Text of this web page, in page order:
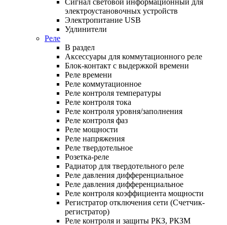
электроустановочных устройств
Электропитание USB
Удлинители
Реле
В раздел
Аксессуары для коммутационного реле
Блок-контакт с выдержкой времени
Реле времени
Реле коммутационное
Реле контроля температуры
Реле контроля тока
Реле контроля уровня/заполнения
Реле контроля фаз
Реле мощности
Реле напряжения
Реле твердотельное
Розетка-реле
Радиатор для твердотельного реле
Реле давления дифференциальное
Реле давления дифференциальное
Реле контроля коэффициента мощности
Регистратор отключения сети (Счетчик-
регистратор)
Реле контроля и защиты РКЗ, РКЗМ